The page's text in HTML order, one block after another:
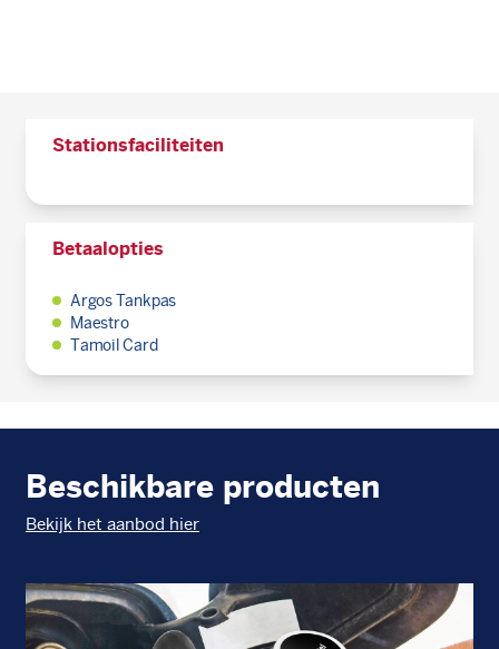
Stationsfaciliteiten
Betaalopties
Argos Tankpas
Maestro
Tamoil Card
Beschikbare producten
Bekijk het aanbod hier